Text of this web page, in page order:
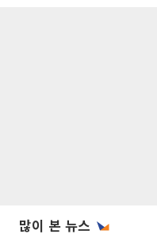
많이 본 뉴스